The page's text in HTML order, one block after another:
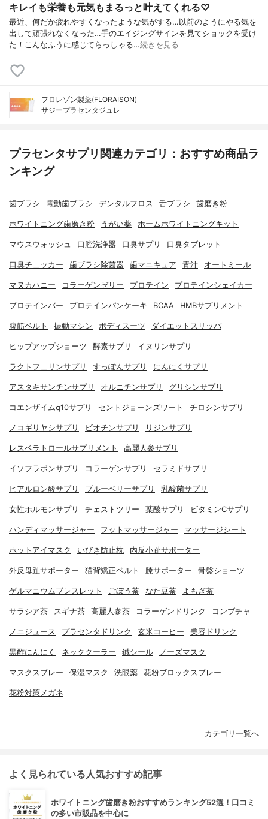
キレイも栄養も元気もまるっと叶えてくれる♡
最近、何だか疲れやすくなったような気がする…以前のようにやる気を
出して頑張れなくなった…手のエイジングサインを見てショックを受け
た！こんなふうに感じてらっしゃる…続きを見る
フロレゾン製薬(FLORAISON)
サジープラセンタジュレ
プラセンタサプリ関連カテゴリ：おすすめ商品ラ
ンキング
歯ブラシ 電動歯ブラシ デンタルフロス 舌ブラシ 歯磨き粉
ホワイトニング歯磨き粉 うがい薬 ホームホワイトニングキット
マウスウォッシュ 口腔洗浄器 口臭サプリ 口臭タブレット
口臭チェッカー 歯ブラシ除菌器 歯マニキュア 青汁 オートミール
マヌカハニー コラーゲンゼリー プロテイン プロテインシェイカー
プロテインバー プロテインパンケーキ BCAA HMBサプリメント
腹筋ベルト 振動マシン ボディスーツ ダイエットスリッパ
ヒップアップショーツ 酵素サプリ イヌリンサプリ
ラクトフェリンサプリ すっぽんサプリ にんにくサプリ
アスタキサンチンサプリ オルニチンサプリ グリシンサプリ
コエンザイムq10サプリ セントジョーンズワート チロシンサプリ
ノコギリヤシサプリ ビオチンサプリ リジンサプリ
レスベラトロールサプリメント 高麗人参サプリ
イソフラボンサプリ コラーゲンサプリ セラミドサプリ
ヒアルロン酸サプリ ブルーベリーサプリ 乳酸菌サプリ
女性ホルモンサプリ チェストツリー 葉酸サプリ ビタミンCサプリ
ハンディマッサージャー フットマッサージャー マッサージシート
ホットアイマスク いびき防止枕 内反小趾サポーター
外反母趾サポーター 猫背矯正ベルト 膝サポーター 骨盤ショーツ
ゲルマニウムブレスレット ごぼう茶 なた豆茶 よもぎ茶
サラシア茶 スギナ茶 高麗人参茶 コラーゲンドリンク コンブチャ
ノニジュース プラセンタドリンク 玄米コーヒー 美容ドリンク
黒酢にんにく ネッククーラー 鍼シール ノーズマスク
マスクスプレー 保湿マスク 洗眼薬 花粉ブロックスプレー
花粉対策メガネ
カテゴリ一覧へ
よく見られている人気おすすめ記事
ホワイトニング歯磨き粉おすすめランキング52選！口コミ
の多い市販品を中心に